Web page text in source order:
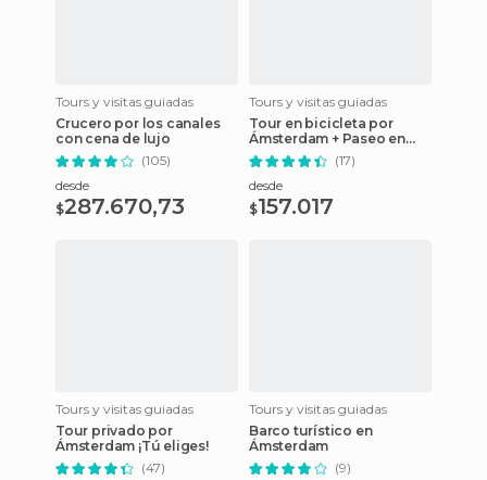
Tours y visitas guiadas
Crucero por los canales
con cena de lujo
(105)
desde
$287.670,73
Tours y visitas guiadas
Tour en bicicleta por
Ámsterdam + Paseo en
barco por los canales
(17)
desde
$157.017
Tours y visitas guiadas
Tour privado por
Ámsterdam ¡Tú eliges!
(47)
Tours y visitas guiadas
Barco turístico en
Ámsterdam
(9)